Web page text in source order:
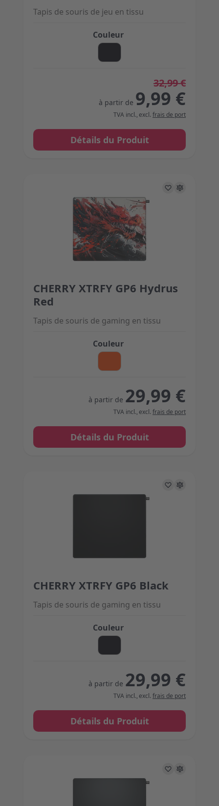
Couleur
Tapis de souris de jeu en tissu
32,99 €
à partir de 9,99 €
TVA incl., excl. frais de port
Détails du Produit
Couleur
Tapis de souris de gaming en tissu
The price depends on the options chosen on the
CHERRY XTRFY GP6 Hydrus
Red
à partir de 29,99 €
TVA incl., excl. frais de port
Détails du Produit
Couleur
Tapis de souris de gaming en tissu
The price depends on the options chosen on the
CHERRY XTRFY GP6 Black
à partir de 29,99 €
TVA incl., excl. frais de port
Détails du Produit